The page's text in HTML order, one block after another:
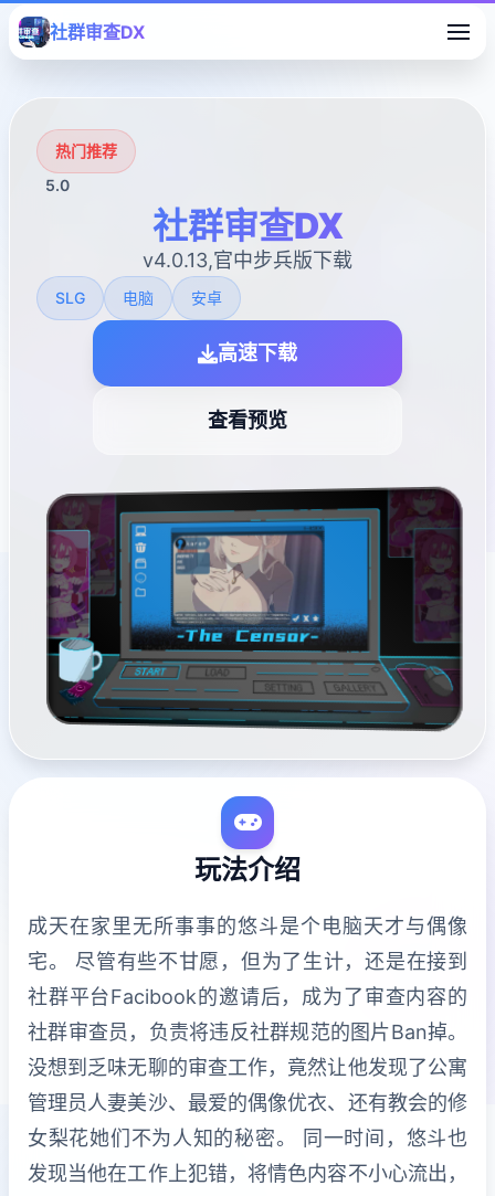
社群审查DX
热门推荐
5.0
社群审查DX
v4.0.13,官中步兵版下载
SLG 电脑 安卓
高速下载
查看预览
玩法介绍
成天在家里无所事事的悠斗是个电脑天才与偶像
宅。 尽管有些不甘愿，但为了生计，还是在接到
社群平台Facibook的邀请后，成为了审查内容的
社群审查员，负责将违反社群规范的图片Ban掉。
没想到乏味无聊的审查工作，竟然让他发现了公寓
管理员人妻美沙、最爱的偶像优衣、还有教会的修
女梨花她们不为人知的秘密。 同一时间，悠斗也
发现当他在工作上犯错，将情色内容不小心流出，